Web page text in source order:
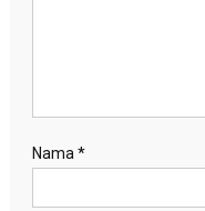
Nama *